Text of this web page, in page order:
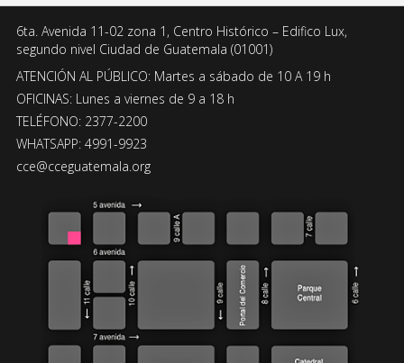
6ta. Avenida 11-02 zona 1, Centro Histórico – Edifico Lux,
segundo nivel Ciudad de Guatemala (01001)
ATENCIÓN AL PÚBLICO: Martes a sábado de 10 A 19 h
OFICINAS: Lunes a viernes de 9 a 18 h
TELÉFONO: 2377-2200
WHATSAPP: 4991-9923
cce@cceguatemala.org